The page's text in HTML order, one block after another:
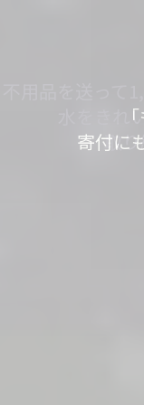
「ありが
不用品を送って
水をきれ
取
寄付に
あなたの不用
「も
身の回りのスッ
「ありが
不用品を送って
水をきれ
取